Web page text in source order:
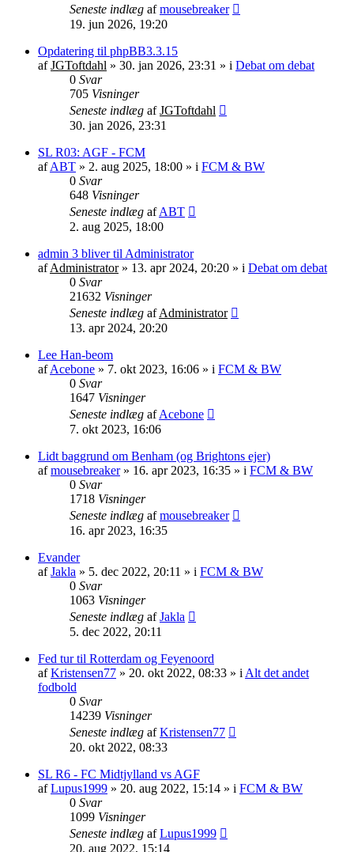
Seneste indlæg afmousebreaker
19. jun 2026, 19:20
Opdatering til phpBB3.3.15
afJGToftdahl » 30. jan 2026, 23:31 » i Debat om debat
0 Svar
705 Visninger
Seneste indlæg afJGToftdahl
30. jan 2026, 23:31
SL R03: AGF - FCM
afABT » 2. aug 2025, 18:00 » i FCM & BW
0 Svar
648 Visninger
Seneste indlæg afABT
2. aug 2025, 18:00
admin 3 bliver til Administrator
afAdministrator» 13. apr 2024, 20:20 » i Debat om debat
0 Svar
21632 Visninger
Seneste indlæg afAdministrator
13. apr 2024, 20:20
Lee Han-beom
afAcebone » 7. okt 2023, 16:06 » i FCM & BW
0 Svar
1647 Visninger
Seneste indlæg afAcebone
7. okt 2023, 16:06
Lidt baggrund om Benham (og Brightons ejer)
afmousebreaker» 16. apr 2023, 16:35 » i FCM & BW
0 Svar
1718 Visninger
Seneste indlæg afmousebreaker
16. apr 2023, 16:35
Evander
afJakla » 5. dec 2022, 20:11 » i FCM & BW
0 Svar
1063 Visninger
Seneste indlæg afJakla
5. dec 2022, 20:11
Fed tur til Rotterdam og Feyenoord
afKristensen77 » 20. okt 2022, 08:33 » i Alt det andet
fodbold
0 Svar
14239 Visninger
Seneste indlæg afKristensen77
20. okt 2022, 08:33
SL R6 - FC Midtjylland vs AGF
afLupus1999 » 20. aug 2022, 15:14 » i FCM & BW
0 Svar
1099 Visninger
Seneste indlæg afLupus1999
20. aug 2022, 15:14